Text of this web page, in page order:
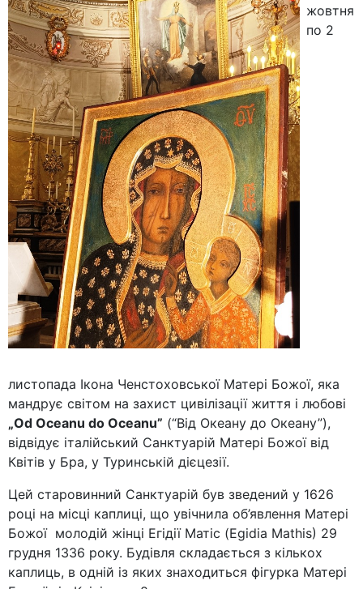
жовтня
по 2
листопада Ікона Ченстоховської Матері Божої, яка
мандрує світом на захист цивілізації життя і любові
„Od Oceanu do Oceanu” (“Від Океану до Океану”),
відвідує італійський Санктуарій Матері Божої від
Квітів у Бра, у Туринській дієцезії.
Цей старовинний Санктуарій був зведений у 1626
році на місці каплиці, що увічнила об’явлення Матері
Божої молодій жінці Егідії Матіс (Egidia Mathis) 29
грудня 1336 року. Будівля складається з кількох
каплиць, в одній із яких знаходиться фігурка Матері